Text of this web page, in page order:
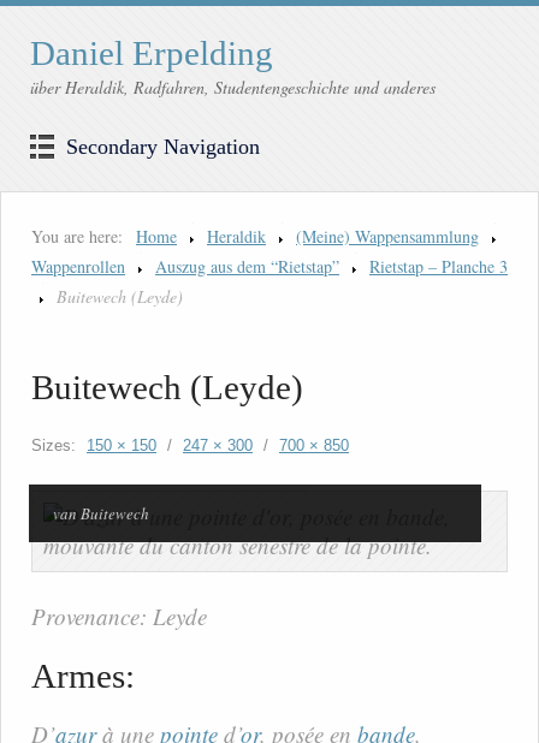
Daniel Erpelding
über Heraldik, Radfahren, Studentengeschichte und anderes
Secondary Navigation
You are here: Home Heraldik
(Meine) Wappensammlung
Wappenrollen
Auszug aus dem “Rietstap”
Rietstap – Planche 3
Buitewech (Leyde)
Buitewech (Leyde)
Sizes: 150 × 150 / 247 × 300 / 700 × 850
van Buitewech
Provenance: Leyde
Armes:
D’azurà une pointe d’or, posée en bande,